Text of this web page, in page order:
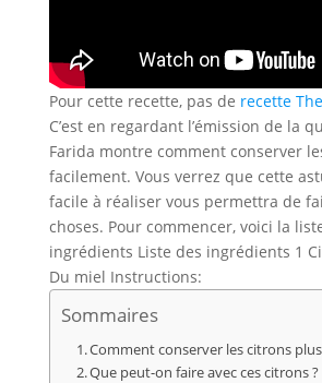
Pour cette recette, pas de recette
C’est en regardant l’émission de la
Farida montre comment conserver
facilement. Vous verrez que cette
facile à réaliser vous permettra de
choses. Pour commencer, voici la
ingrédients Liste des ingrédients 1
Du miel Instructions:
Sommaires
Comment conserver les citrons
Que peut-on faire avec ces citrons ?